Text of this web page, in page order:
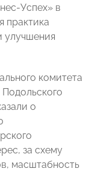
Успех» в
практика
улучшения
комитета
о
за схему
масштабность